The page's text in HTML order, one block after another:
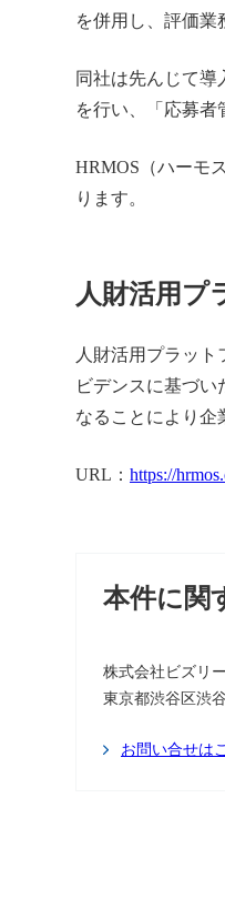
を併用し、評価業
同社は先んじて導
を行い、「応募者
HRMOS（ハーモ
ります。
人財活用プ
人財活用プラッ
ビデンスに基づ
なることにより企
URL： https://
本件に関
株式会社ビズリ
東京都渋谷区渋
お問い合せは